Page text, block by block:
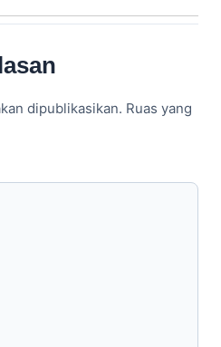
dipublikasikan. Ruas yang